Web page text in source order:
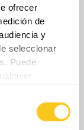
ofrecer
de
y
seleccionar
Puede
obligatorio